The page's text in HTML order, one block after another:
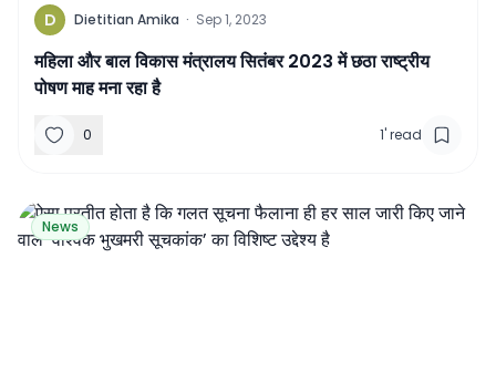
D Dietitian Amika · Sep 1, 2023
महिला और बाल विकास मंत्रालय सितंबर 2023 में छठा राष्ट्रीय
पोषण माह मना रहा है
0 1'read
News